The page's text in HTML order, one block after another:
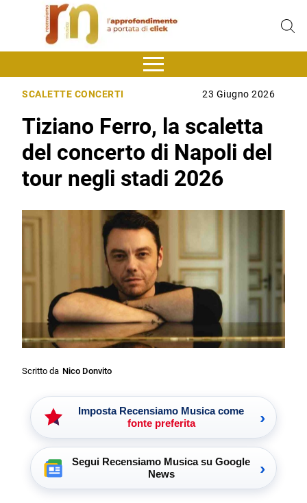
SCALETTE CONCERTI 23 Giugno 2026
Tiziano Ferro, la scaletta
del concerto di Napoli del
tour negli stadi 2026
Scritto da Nico Donvito
Imposta Recensiamo Musica come
fonte preferita
›
Segui Recensiamo Musica su Google
News
›